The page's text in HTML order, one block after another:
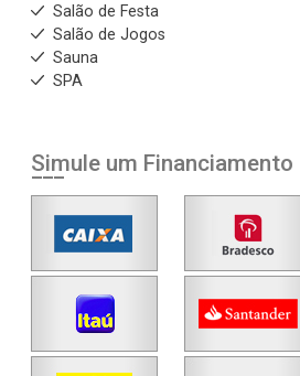
Salão de Festa
Salão de Jogos
Sauna
SPA
Simule um Financiamento